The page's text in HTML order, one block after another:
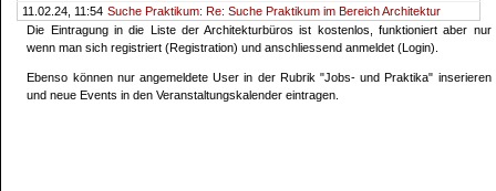
11.02.24, 11:54 Suche Praktikum: Re: Suche Praktikum im Bereich Architektur
Die Eintragung in die Liste der Architekturbüros ist kostenlos, funktioniert aber nur
wenn man sich registriert (Registration) und anschliessend anmeldet (Login).
Ebenso können nur angemeldete User in der Rubrik "Jobs- und Praktika" inserieren
und neue Events in den Veranstaltungskalender eintragen.